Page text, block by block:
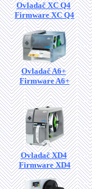
Ovladač XC Q4
Firmware XC Q4
Ovladač A6+
Firmware A6+
Ovladač XD4
Firmware XD4